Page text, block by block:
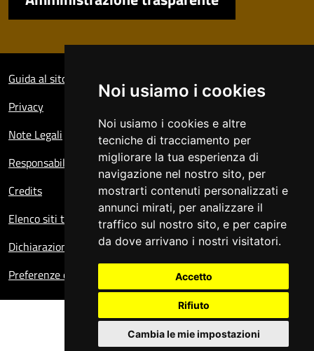
Noi usiamo i cookies
Noi usiamo i cookies e altre
tecniche di tracciamento per
migliorare la tua esperienza di
navigazione nel nostro sito, per
mostrarti contenuti personalizzati e
annunci mirati, per analizzare il
traffico sul nostro sito, e per capire
da dove arrivano i nostri visitatori.
Accetto
Rifiuto
Cambia le mie impostazioni
Guida al sito
Privacy
Note Legali
Responsabile del sito
Credits
Elenco siti tematici
Dichiarazione di accessibilità
Preferenze cookie